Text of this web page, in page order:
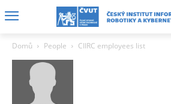
Domů People CIIRC employees list